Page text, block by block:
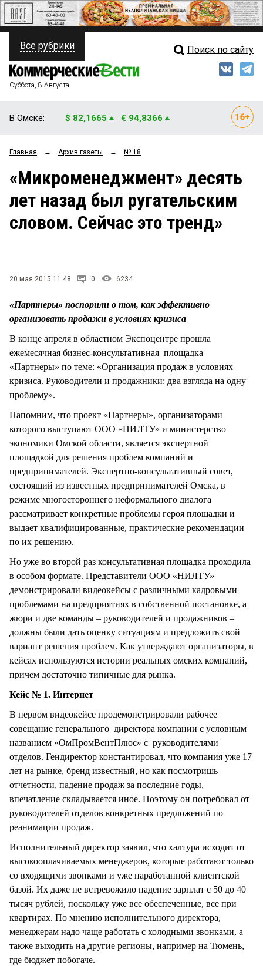
ПОЛИТИКА
ФИНАНСЫ
ОБЩЕСТВО
ЗАКОН
НОВОСТИ КОМПАНИЙ
Свежий выпуск
Рейтинги
Блоги
Архив
Все рубрики Поиск по сайту
Суббота, 8 Августа
В Омске: $ 82,1665 € 94,8366
Главная → Архив газеты → № 18
«Микроменеджмент» десять
лет назад был ругательским
словом. Сейчас это тренд»
20 мая 2015 11:48 0 6234
«Партнеры» поспорили о том, как эффективно
организовать продажи в условиях кризиса
В конце апреля в областном Экспоцентре прошла
ежемесячная бизнес-консультативная площадка
«Партнеры» по теме: «Организация продаж в условиях
кризиса. Руководители и продажники: два взгляда на одну
проблему».
Напомним, что проект «Партнеры», организаторами
которого выступают ООО «НИЛТУ» и министерство
экономики Омской области, является экспертной
площадкой для решения проблем компаний и
предпринимателей. Экспертно-консультативный совет,
состоящий из известных предпринимателей Омска, в
режиме многостороннего неформального диалога
рассматривает конкретные проблемы героя площадки и
выдает квалифицированные, практические рекомендации
по их решению.
Но уже во второй раз консультативная площадка проходила
в особом формате. Представители ООО «НИЛТУ»
демонстрировали видеокейсы с различными кадровыми
проблемами на предприятиях в собственной постановке, а
жюри и две команды – руководителей и продажников –
должны были дать оценку ситуациям и предложить свой
вариант решения проблем. Как утверждают организаторы, в
кейсах используются истории реальных омских компаний,
причем достаточно типичные для рынка.
Кейс № 1. Интернет
В первом видеокейсе продемонстрировали рабочее
совещание генерального директора компании с условным
названием «ОмПромВентПлюс» с руководителями
отделов. Гендиректор константировал, что компания уже 17
лет на рынке, бренд известный, но как посмотришь
отчетности, падение продаж за последние годы,
впечатление складывается иное. Поэтому он потребовал от
руководителей отделов конкретных предложений по
реанимации продаж.
Исполнительный директор заявил, что халтура исходит от
высокооплачиваемых менеджеров, которые работают только
со входящими звонками и уже наработанной клиентской
базой. Их даже не встревожило падение зарплат с 50 до 40
тысяч рублей, поскольку уже все обеспеченные, все при
квартирах. По мнению исполнительного директора,
менеджерам надо чаще работать с холодными звонками, а
также выходить на другие регионы, например на Тюмень,
где бюджет побогаче.